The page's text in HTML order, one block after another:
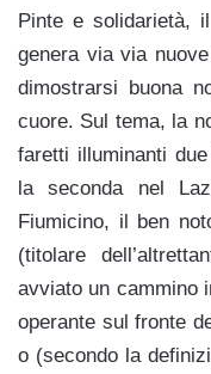
Pinte e solidarietà,
genera via via
dimostrarsi buona
cuore. Sul tema, la
faretti illuminanti
la seconda nel
Fiumicino, il ben
(titolare
avviato un cammino
operante sul fronte
o (secondo la